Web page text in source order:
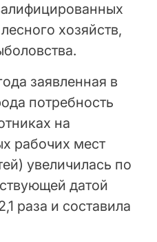
хозяйств,
заявленная в
потребность
на
рабочих мест
увеличилась по
датой
раза и составила